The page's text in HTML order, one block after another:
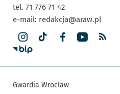
tel. 71 776 71 42
e-mail: redakcja@araw.pl
Gwardia Wrocław